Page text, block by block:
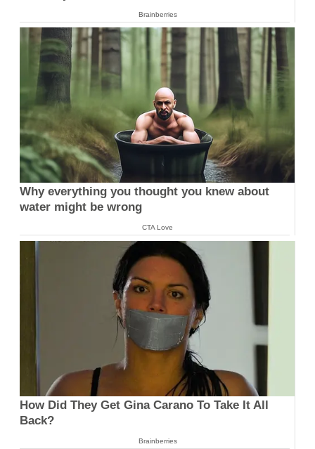
Brainberries
Why everything you thought you knew about
water might be wrong
CTA Love
How Did They Get Gina Carano To Take It All
Back?
Brainberries